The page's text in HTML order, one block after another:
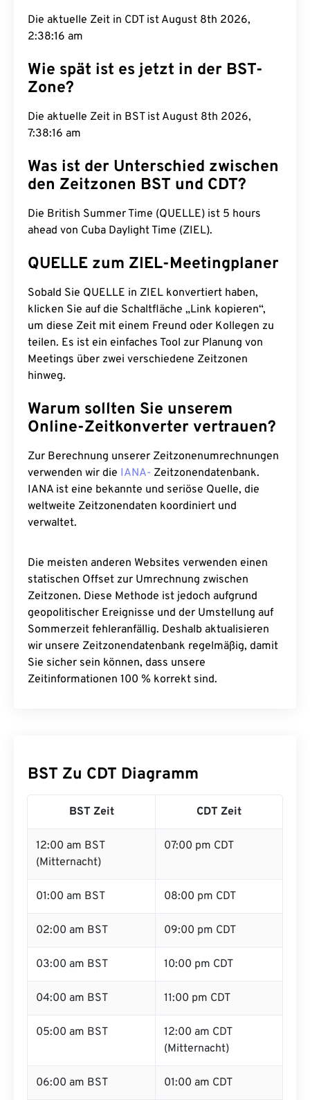
Die aktuelle Zeit in CDT ist August 8th 2026,
2:38:17 am
Wie spät ist es jetzt in der BST-
Zone?
Die aktuelle Zeit in BST ist August 8th 2026,
7:38:17 am
Was ist der Unterschied zwischen
den Zeitzonen BST und CDT?
Die British Summer Time (QUELLE) ist 5 hours
ahead von Cuba Daylight Time (ZIEL).
QUELLE zum ZIEL-Meetingplaner
Sobald Sie QUELLE in ZIEL konvertiert haben,
klicken Sie auf die Schaltfläche „Link kopieren“,
um diese Zeit mit einem Freund oder Kollegen zu
teilen. Es ist ein einfaches Tool zur Planung von
Meetings über zwei verschiedene Zeitzonen
hinweg.
Warum sollten Sie unserem
Online-Zeitkonverter vertrauen?
Zur Berechnung unserer Zeitzonenumrechnungen
verwenden wir die IANA- Zeitzonendatenbank.
IANA ist eine bekannte und seriöse Quelle, die
weltweite Zeitzonendaten koordiniert und
verwaltet.
Die meisten anderen Websites verwenden einen
statischen Offset zur Umrechnung zwischen
Zeitzonen. Diese Methode ist jedoch aufgrund
geopolitischer Ereignisse und der Umstellung auf
Sommerzeit fehleranfällig. Deshalb aktualisieren
wir unsere Zeitzonendatenbank regelmäßig, damit
Sie sicher sein können, dass unsere
Zeitinformationen 100 % korrekt sind.
BST Zu CDT Diagramm
BST Zeit CDT Zeit
12:00 am BST
(Mitternacht)
07:00 pm CDT
01:00 am BST 08:00 pm CDT
02:00 am BST 09:00 pm CDT
03:00 am BST 10:00 pm CDT
04:00 am BST 11:00 pm CDT
05:00 am BST
12:00 am CDT
(Mitternacht)
06:00 am BST 01:00 am CDT